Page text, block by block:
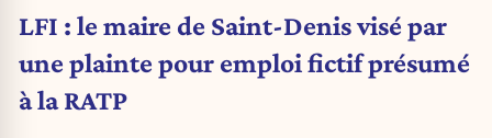
LFI : le maire de Saint-Denis visé par
une plainte pour emploi fictif présumé
à la RATP